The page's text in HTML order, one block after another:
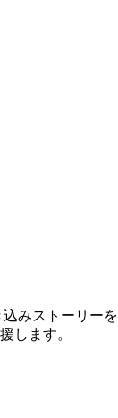
みストーリー
します。